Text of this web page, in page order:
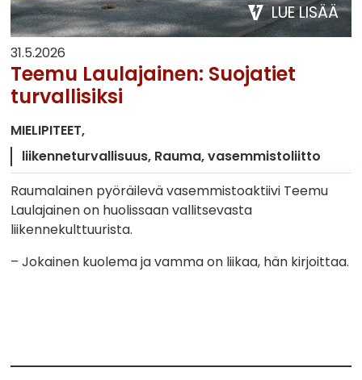
LUE LISÄÄ
31.5.2026
Teemu Laulajainen: Suojatiet
turvallisiksi
MIELIPITEET
liikenneturvallisuus Rauma vasemmistoliitto
Raumalainen pyöräilevä vasemmistoaktiivi Teemu
Laulajainen on huolissaan vallitsevasta
liikennekulttuurista.
– Jokainen kuolema ja vamma on liikaa, hän kirjoittaa.